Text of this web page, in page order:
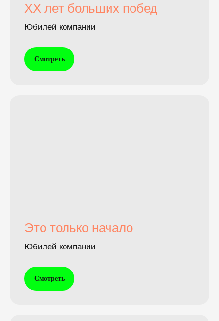
XX лет больших побед
Юбилей компании
Смотреть
Это только начало
Юбилей компании
Смотреть